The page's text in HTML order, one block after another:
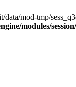
data/mod-tmp/
modules/session/